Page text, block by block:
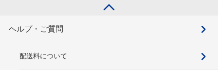
ヘルプ・ご質問
配送料について